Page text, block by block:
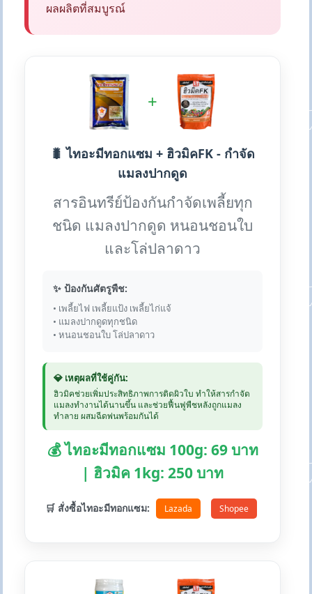
ผลผลิตที่สมบูรณ์
+
🐛 ไทอะมีทอกแซม + ฮิวมิคFK - กำจัด
แมลงปากดูด
สารอินทรีย์ป้องกันกำจัดเพลี้ยทุก
ชนิด แมลงปากดูด หนอนชอนใบ
และโล่ปลาดาว
✨ ป้องกันศัตรูพืช:
• เพลี้ยไฟ เพลี้ยแป้ง เพลี้ยไก่แจ้
• แมลงปากดูดทุกชนิด
• หนอนชอนใบ โล่ปลาดาว
💎 เหตุผลที่ใช้คู่กัน:
ฮิวมิคช่วยเพิ่มประสิทธิภาพการติดผิวใบ ทำให้สารกำจัด
แมลงทำงานได้นานขึ้น และช่วยฟื้นฟูพืชหลังถูกแมลง
ทำลาย ผสมฉีดพ่นพร้อมกันได้
💰 ไทอะมีทอกแซม 100g: 69 บาท
| ฮิวมิค 1kg: 250 บาท
🛒 สั่งซื้อไทอะมีทอกแซม: Lazada Shopee